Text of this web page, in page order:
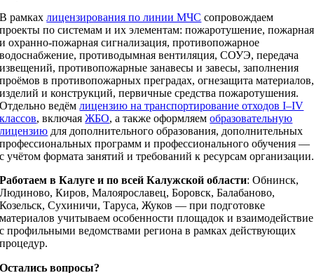
В рамкахлицензирования по линии МЧС сопровождаем
проекты по системам и их элементам: пожаротушение, пожарная
и охранно‑пожарная сигнализация, противопожарное
водоснабжение, противодымная вентиляция, СОУЭ, передача
извещений, противопожарные занавесы и завесы, заполнения
проёмов в противопожарных преградах, огнезащита материалов,
изделий и конструкций, первичные средства пожаротушения.
Отдельно ведёмлицензию на транспортирование отходов I–IV
классов, включаяЖБО, а также оформляемобразовательную
лицензию для дополнительного образования, дополнительных
профессиональных программ и профессионального обучения —
с учётом формата занятий и требований к ресурсам организации.
Работаем в Калуге и по всей Калужской области: Обнинск,
Людиново, Киров, Малоярославец, Боровск, Балабаново,
Козельск, Сухиничи, Таруса, Жуков — при подготовке
материалов учитываем особенности площадок и взаимодействие
с профильными ведомствами региона в рамках действующих
процедур.
Остались вопросы?